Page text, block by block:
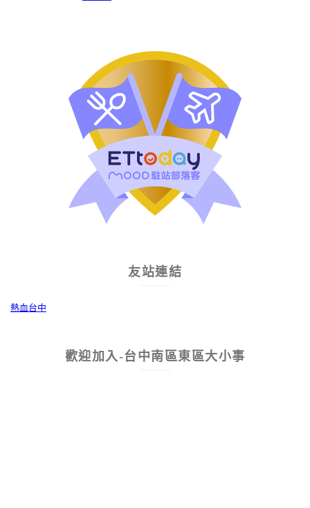
友站連結
熱血台中
歡迎加入-台中南區東區大小事